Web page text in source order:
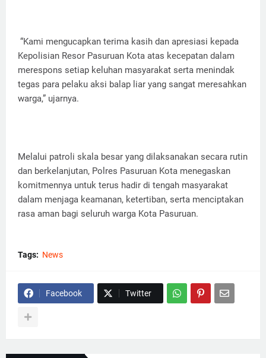
“Kami mengucapkan terima kasih dan apresiasi kepada
Kepolisian Resor Pasuruan Kota atas kecepatan dalam
merespons setiap keluhan masyarakat serta menindak
tegas para pelaku aksi balap liar yang sangat meresahkan
warga,” ujarnya.
Melalui patroli skala besar yang dilaksanakan secara rutin
dan berkelanjutan, Polres Pasuruan Kota menegaskan
komitmennya untuk terus hadir di tengah masyarakat
dalam menjaga keamanan, ketertiban, serta menciptakan
rasa aman bagi seluruh warga Kota Pasuruan.
Tags: News
Facebook Twitter